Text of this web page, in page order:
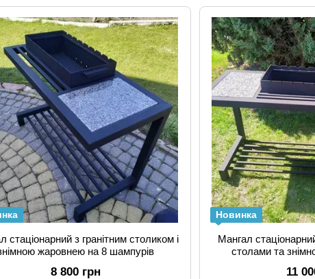
стаціонарний з гранітним столиком і
жаровнею на 8 шампурів
8 800 грн
Новинка
Мангал
столами та
11